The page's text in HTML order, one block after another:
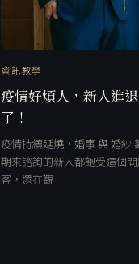
資訊教學
疫情好煩人，新人進
了！
疫情持續延燒，婚事 與 婚紗
期來諮詢的新人都飽受這個
客，還在觀…